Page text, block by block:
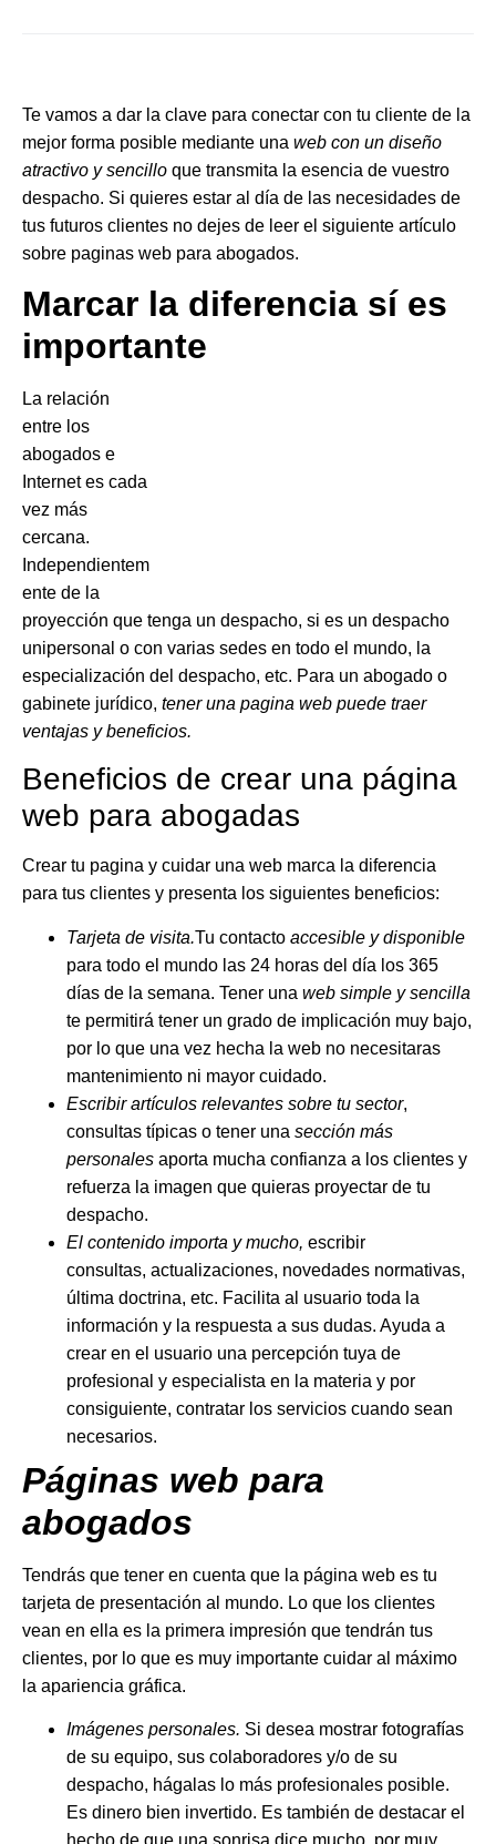
Te vamos a dar la clave para conectar con tu cliente de la
mejor forma posible mediante una web con un diseño
atractivo y sencillo que transmita la esencia de vuestro
despacho. Si quieres estar al día de las necesidades de
tus futuros clientes no dejes de leer el siguiente artículo
sobre paginas web para abogados.
Marcar la diferencia sí es
importante
La relación
entre los
abogados e
Internet es cada
vez más
cercana.
Independientem
ente de la
proyección que tenga un despacho, si es un despacho
unipersonal o con varias sedes en todo el mundo, la
especialización del despacho, etc. Para un abogado o
gabinete jurídico, tener una pagina web puede traer
ventajas y beneficios.
Beneficios de crear una página
web para abogadas
Crear tu pagina y cuidar una web marca la diferencia
para tus clientes y presenta los siguientes beneficios:
Tarjeta de visita.Tu contacto accesible y disponible
para todo el mundo las 24 horas del día los 365
días de la semana. Tener una web simple y sencilla
te permitirá tener un grado de implicación muy bajo,
por lo que una vez hecha la web no necesitaras
mantenimiento ni mayor cuidado.
Escribir artículos relevantes sobre tu sector,
consultas típicas o tener una sección más
personales aporta mucha confianza a los clientes y
refuerza la imagen que quieras proyectar de tu
despacho.
El contenido importa y mucho, escribir
consultas, actualizaciones, novedades normativas,
última doctrina, etc. Facilita al usuario toda la
información y la respuesta a sus dudas. Ayuda a
crear en el usuario una percepción tuya de
profesional y especialista en la materia y por
consiguiente, contratar los servicios cuando sean
necesarios.
Páginas web para
abogados
Tendrás que tener en cuenta que la página web es tu
tarjeta de presentación al mundo. Lo que los clientes
vean en ella es la primera impresión que tendrán tus
clientes, por lo que es muy importante cuidar al máximo
la apariencia gráfica.
Imágenes personales. Si desea mostrar fotografías
de su equipo, sus colaboradores y/o de su
despacho, hágalas lo más profesionales posible.
Es dinero bien invertido. Es también de destacar el